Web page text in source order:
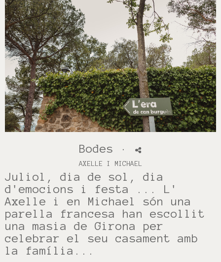
Bodes ·
AXELLE I MICHAEL
Juliol, dia de sol, dia
d'emocions i festa ... L'
Axelle i en Michael són una
parella francesa han escollit
una masia de Girona per
celebrar el seu casament amb
la família...